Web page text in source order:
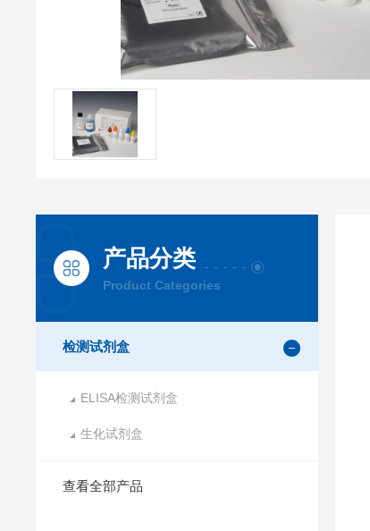
产品分类
Product Categories
检测试剂盒
ELISA检测试剂盒
生化试剂盒
查看全部产品